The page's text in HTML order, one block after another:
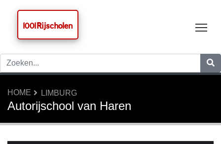
1001 Rijscholen
HOME LIMBURG
Autorijschool van Haren